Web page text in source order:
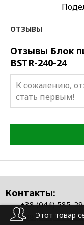
ОТЗЫВЫ
Отзывы Блок
BSTR-240-24
К сожалению,
стать первым!
Контакты:
+38 (044) 585-
+38 (044) 585-
Этот товар